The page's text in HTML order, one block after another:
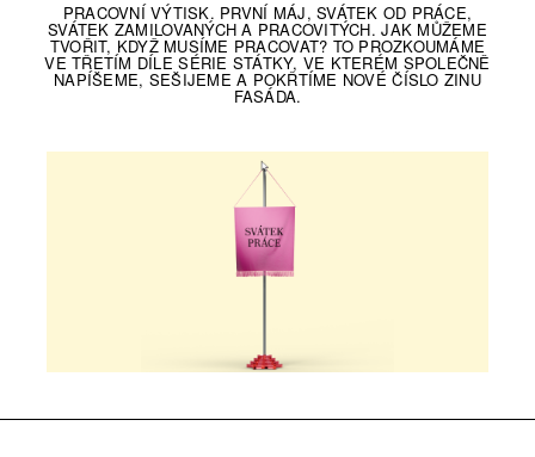
PRACOVNÍ VÝTISK. PRVNÍ MÁJ, SVÁTEK OD PRÁCE,
SVÁTEK ZAMILOVANÝCH A PRACOVITÝCH. JAK MŮŽEME
TVOŘIT, KDYŽ MUSÍME PRACOVAT? TO PROZKOUMÁME
VE TŘETÍM DÍLE SÉRIE STÁTKY, VE KTERÉM SPOLEČNĚ
NAPÍŠEME, SEŠIJEME A POKŘTÍME NOVÉ ČÍSLO ZINU
FASÁDA.